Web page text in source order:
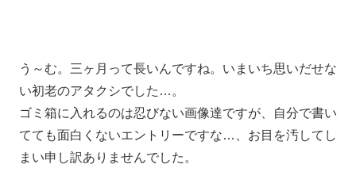
う～む。三ヶ月って長いんですね。いまいち思いだせな
い初老のアタクシでした…。
ゴミ箱に入れるのは忍びない画像達ですが、自分で書い
てても面白くないエントリーですな…、お目を汚してし
まい申し訳ありませんでした。